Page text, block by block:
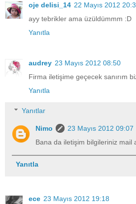
oje delisi_14 22 Mayıs 2012
ayy tebrikler ama üzüldümmm :D
Yanıtla
audrey 23 Mayıs 2012 08:50
Firma iletişime geçecek sanırım
Yanıtla
Yanıtlar
Nimo
23 Mayıs 2012 09:07
Bana da iletişim bilgileriniz mail
Yanıtla
ece 23 Mayıs 2012 19:18